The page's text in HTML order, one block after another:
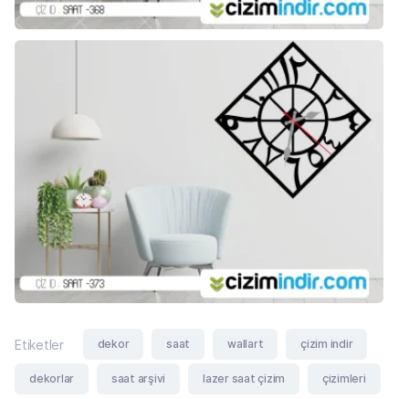
Etiketler dekor saat wallart çizim indir
dekorlar saat arşivi lazer saat çizim çizimleri